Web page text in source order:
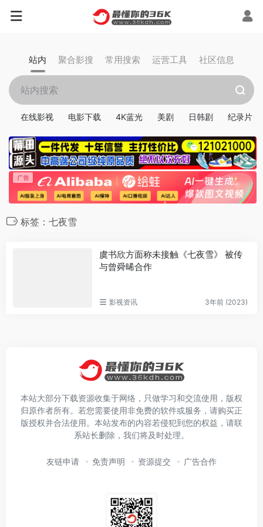
站内 聚合影搜 常用搜索 运营工具 社区信息
在线影视 电影下载 4K蓝光 美剧 日韩剧 纪录片
标签：七夜雪
虞书欣方面称未接触《七夜雪》 被传
与曾舜晞合作
影视资讯 3年前 (2023)
本站大部分下载资源收集于网络，只做学习和交流使用，版权
归原作者所有。若您需要使用非免费的软件或服务，请购买正
版授权并合法使用。本站发布的内容若侵犯到您的权益，请联
系站长删除，我们将及时处理。
友链申请 免责声明 资源提交 广告合作